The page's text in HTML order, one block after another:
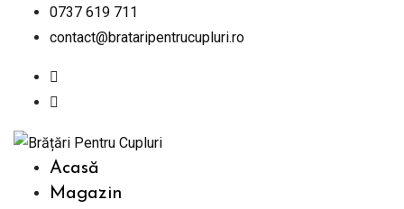
0737 619 711
contact@brataripentrucupluri.ro
Acasă
Magazin